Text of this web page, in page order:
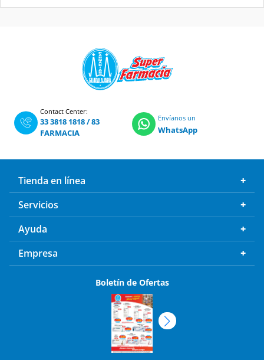
Contact Center:
33 3818 1818/83
FARMACIA
Envíanos un
WhatsApp
Tienda en línea
Servicios
Ayuda
Empresa
Boletín de Ofertas